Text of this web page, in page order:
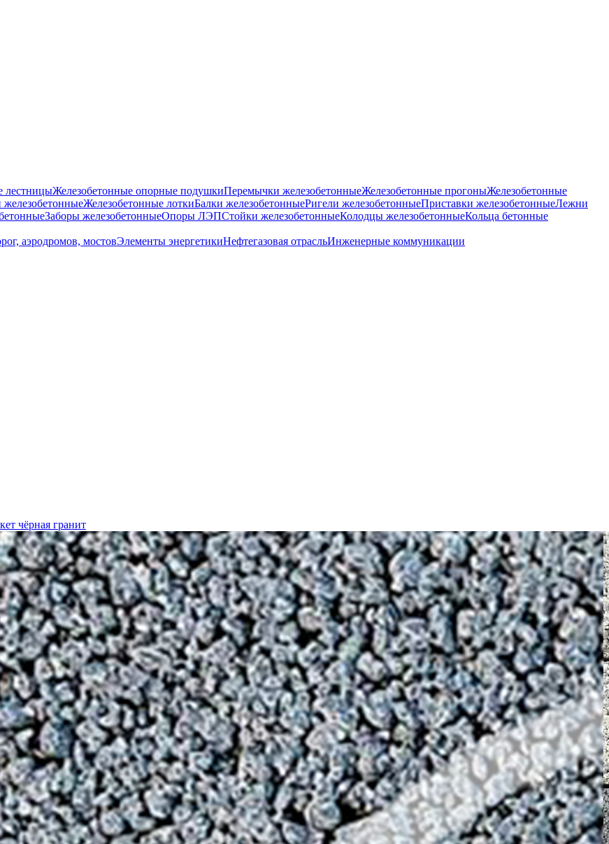
лестницыЖелезобетонные опорные подушкиПеремычки железобетонныеЖелезобетонные прогоныЖелезобетонные
железобетонныеЖелезобетонные лоткиБалки железобетонныеРигели железобетонныеПриставки железобетонныеЛежни
Заборы железобетонныеОпоры ЛЭПСтойки железобетонныеКолодцы железобетонныеКольца бетонные
аэродромов, мостовЭлементы энергетикиНефтегазовая отрасльИнженерные коммуникации
чёрная гранит